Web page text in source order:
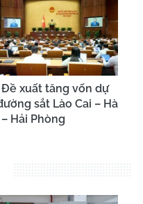
Đề xuất tăng vốn dự
sắt Lào Cai – Hà
Hải Phòng